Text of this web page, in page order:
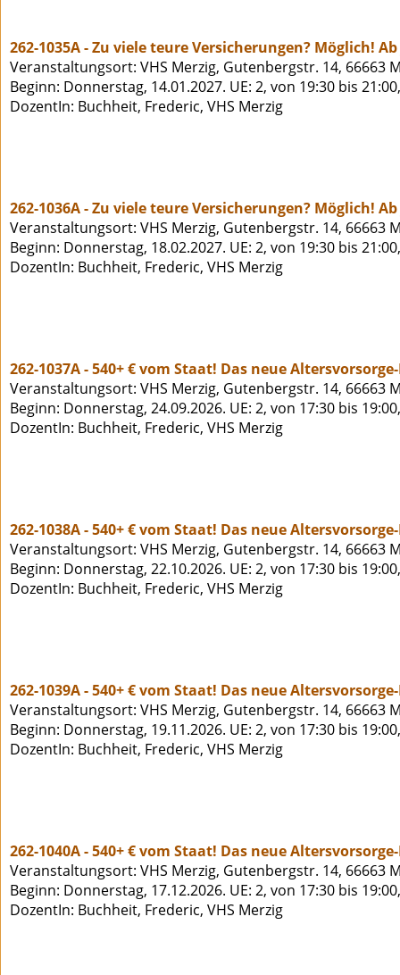
262-1035A - Zu viele teure Versicherungen? Möglich!
Veranstaltungsort: VHS Merzig, Gutenbergstr. 14, 66663
Beginn: Donnerstag, 14.01.2027. UE: 2, von 19:30 bis
DozentIn: Buchheit, Frederic, VHS Merzig
262-1036A - Zu viele teure Versicherungen? Möglich!
Veranstaltungsort: VHS Merzig, Gutenbergstr. 14, 66663
Beginn: Donnerstag, 18.02.2027. UE: 2, von 19:30 bis
DozentIn: Buchheit, Frederic, VHS Merzig
262-1037A - 540+ € vom Staat! Das neue
Veranstaltungsort: VHS Merzig, Gutenbergstr. 14, 66663
Beginn: Donnerstag, 24.09.2026. UE: 2, von 17:30 bis
DozentIn: Buchheit, Frederic, VHS Merzig
262-1038A - 540+ € vom Staat! Das neue
Veranstaltungsort: VHS Merzig, Gutenbergstr. 14, 66663
Beginn: Donnerstag, 22.10.2026. UE: 2, von 17:30 bis
DozentIn: Buchheit, Frederic, VHS Merzig
262-1039A - 540+ € vom Staat! Das neue
Veranstaltungsort: VHS Merzig, Gutenbergstr. 14, 66663
Beginn: Donnerstag, 19.11.2026. UE: 2, von 17:30 bis
DozentIn: Buchheit, Frederic, VHS Merzig
262-1040A - 540+ € vom Staat! Das neue
Veranstaltungsort: VHS Merzig, Gutenbergstr. 14, 66663
Beginn: Donnerstag, 17.12.2026. UE: 2, von 17:30 bis
DozentIn: Buchheit, Frederic, VHS Merzig